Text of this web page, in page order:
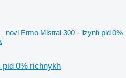
novi Ermo Mistral 300 - lizynh pid 0%
pid 0% richnykh